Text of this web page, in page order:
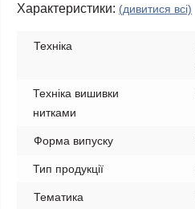
Характеристики: (дивитися всі)
Техніка
Техніка вишивки
нитками
Форма випуску
Тип продукції
Тематика